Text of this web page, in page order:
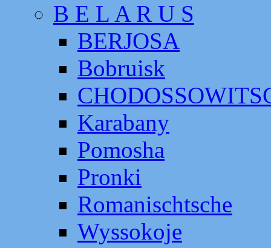
B E L A R U S
BERJOSA
Bobruisk
Karabany
Pomosha
Pronki
Romanischtsche
Wyssokoje